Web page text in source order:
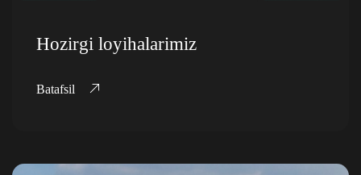
Hozirgi loyihalarimiz
Batafsil